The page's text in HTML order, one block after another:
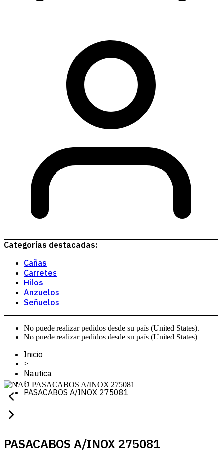
Categorías destacadas:
Cañas
Carretes
Hilos
Anzuelos
Señuelos
No puede realizar pedidos desde su país (United States).
No puede realizar pedidos desde su país (United States).
Inicio
>
Nautica
>
PASACABOS A/INOX 275081
PASACABOS A/INOX 275081